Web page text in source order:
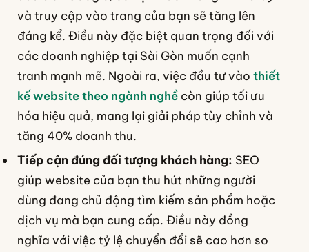
và truy cập vào trang của bạn sẽ tăng lên
đáng kể. Điều này đặc biệt quan trọng đối với
các doanh nghiệp tại Sài Gòn muốn cạnh
tranh mạnh mẽ. Ngoài ra, việc đầu tư vào thiết
kế website theo ngành nghềcòn giúp tối ưu
hóa hiệu quả, mang lại giải pháp tùy chỉnh và
tăng 40% doanh thu.
Tiếp cận đúng đối tượng khách hàng: SEO
giúp website của bạn thu hút những người
dùng đang chủ động tìm kiếm sản phẩm hoặc
dịch vụ mà bạn cung cấp. Điều này đồng
nghĩa với việc tỷ lệ chuyển đổi sẽ cao hơn so